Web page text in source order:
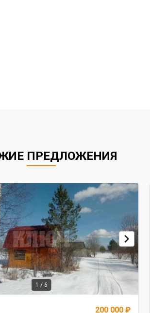
ПРЕДЛОЖЕНИЯ
1 / 6
200 000 ₽